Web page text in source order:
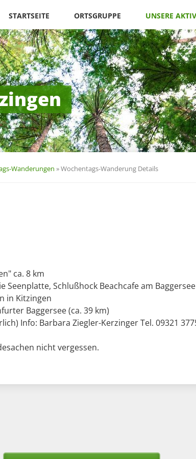
überspringen
STARTSEITE ORTSGRUPPE UNSERE
Wanderungen »Wochentags-Wanderung Details
ca. 8 km
Schlußhock Beachcafe am
in Kitzingen
Baggersee (ca. 39 km)
Info: Barbara Ziegler-Kerzinger Tel. 09321
nicht vergessen.